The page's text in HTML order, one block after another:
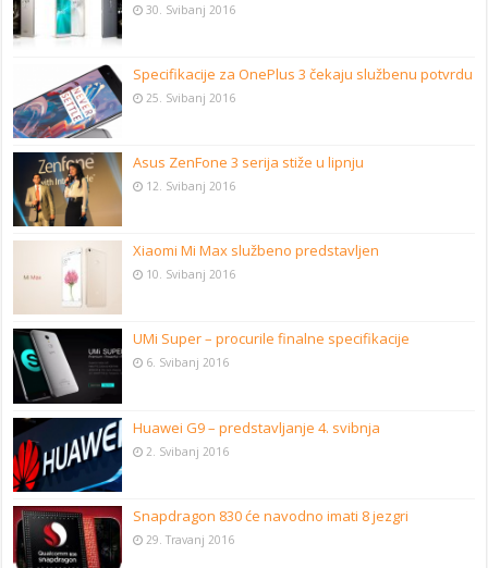
30. Svibanj 2016
Specifikacije za OnePlus 3 čekaju službenu potvrdu
25. Svibanj 2016
Asus ZenFone 3 serija stiže u lipnju
12. Svibanj 2016
Xiaomi Mi Max službeno predstavljen
10. Svibanj 2016
UMi Super – procurile finalne specifikacije
6. Svibanj 2016
Huawei G9 – predstavljanje 4. svibnja
2. Svibanj 2016
Snapdragon 830 će navodno imati 8 jezgri
29. Travanj 2016